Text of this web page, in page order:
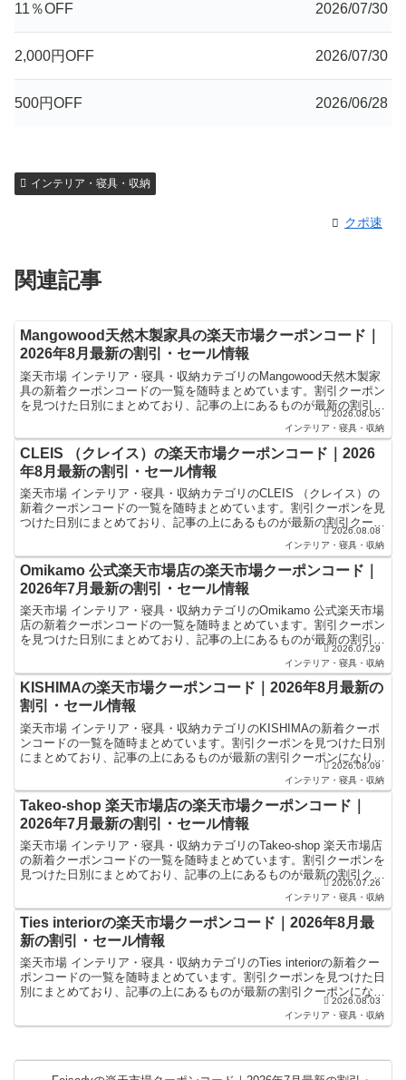
11％OFF 2026/07/30
2,000円OFF 2026/07/30
500円OFF 2026/06/28
インテリア・寝具・収納
クポ速
関連記事
Mangowood天然木製家具の楽天市場クーポンコード｜
2026年8月最新の割引・セール情報
楽天市場 インテリア・寝具・収納カテゴリのMangowood天然木製家
具の新着クーポンコードの一覧を随時まとめています。割引クーポン
を見つけた日別にまとめており、記事の上にあるものが最新の割引ク
2026.08.05
インテリア・寝具・収納
CLEIS （クレイス）の楽天市場クーポンコード｜2026
年8月最新の割引・セール情報
楽天市場 インテリア・寝具・収納カテゴリのCLEIS （クレイス）の
新着クーポンコードの一覧を随時まとめています。割引クーポンを見
つけた日別にまとめており、記事の上にあるものが最新の割引クーポ
2026.08.08
インテリア・寝具・収納
Omikamo 公式楽天市場店の楽天市場クーポンコード｜
2026年7月最新の割引・セール情報
楽天市場 インテリア・寝具・収納カテゴリのOmikamo 公式楽天市場
店の新着クーポンコードの一覧を随時まとめています。割引クーポン
を見つけた日別にまとめており、記事の上にあるものが最新の割引ク
2026.07.29
インテリア・寝具・収納
KISHIMAの楽天市場クーポンコード｜2026年8月最新の
割引・セール情報
楽天市場 インテリア・寝具・収納カテゴリのKISHIMAの新着クーポ
ンコードの一覧を随時まとめています。割引クーポンを見つけた日別
にまとめており、記事の上にあるものが最新の割引クーポンになりま
2026.08.09
インテリア・寝具・収納
Takeo-shop 楽天市場店の楽天市場クーポンコード｜
2026年7月最新の割引・セール情報
楽天市場 インテリア・寝具・収納カテゴリのTakeo-shop 楽天市場店
の新着クーポンコードの一覧を随時まとめています。割引クーポンを
見つけた日別にまとめており、記事の上にあるものが最新の割引クー
2026.07.26
インテリア・寝具・収納
Ties interiorの楽天市場クーポンコード｜2026年8月最
新の割引・セール情報
楽天市場 インテリア・寝具・収納カテゴリのTies interiorの新着クー
ポンコードの一覧を随時まとめています。割引クーポンを見つけた日
別にまとめており、記事の上にあるものが最新の割引クーポンになり
2026.08.03
インテリア・寝具・収納